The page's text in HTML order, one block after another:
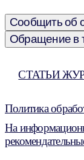
Сообщить об
Обращение в
СТАТЬИ
Политика
На